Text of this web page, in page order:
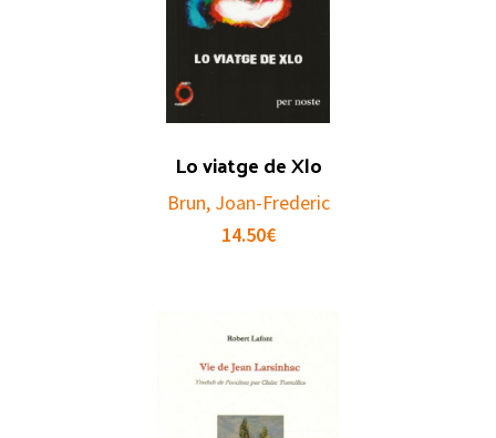
Lo viatge de Xlo
Brun, Joan-Frederic
14.50€